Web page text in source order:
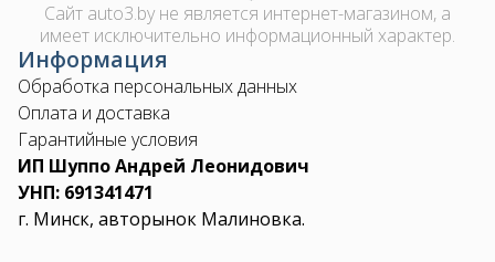
Сайт auto3.by не является интернет-магазином, а
имеет исключительно информационный характер.
Информация
Обработка персональных данных
Оплата и доставка
Гарантийные условия
ИП Шуппо Андрей Леонидович
УНП: 691341471
г. Минск, авторынок Малиновка.